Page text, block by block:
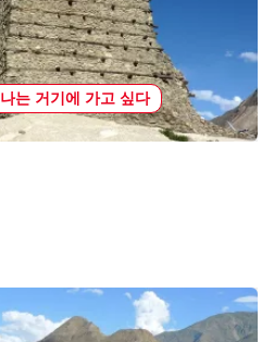
나는 거기에 가고 싶다